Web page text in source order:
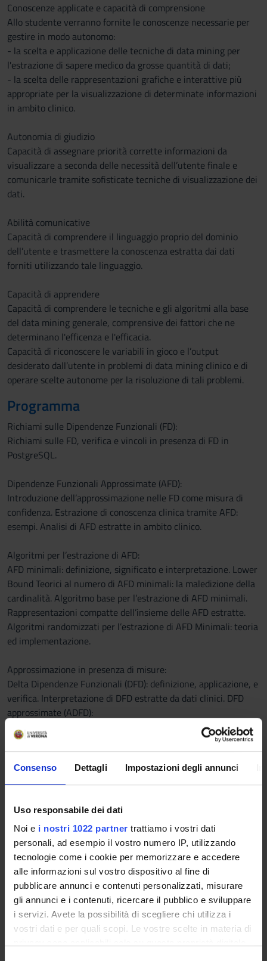
Consenso Dettagli Impostazioni degli annunci
Uso responsabile dei dati
Noi e i nostri 1022 partner trattiamo i vostri dati
personali, ad esempio il vostro numero IP, utilizzando
tecnologie come i cookie per memorizzare e accedere
alle informazioni sul vostro dispositivo al fine di
pubblicare annunci e contenuti personalizzati, misurare
gli annunci e i contenuti, ricercare il pubblico e sviluppare
i servizi. Avete la possibilità di scegliere chi utilizza i
vostri dati e per quali scopi. Le vostre scelte in materia di
Conoscenze applicate e capacità di comprensione
Allo studente verranno fornite le conoscenze necessarie per
gestire in modo autonomo:
- la scelta e applicazione delle tecniche di data mining per
l'estrazione di sapere medico da grosse quantità di dati;
- la scelta delle rappresentazioni grafiche e interattive più
appropriate per la visualizzazione di determinate informazioni
in ambito clinico.
Autonomia di giudizio
Capacità di assegnare priorità corrette informazioni da
visualizzare a seconda delle necessità dell’utente finale e
comunicarle tramite sofisticate tecniche di visualizzazione dei
dati.
Abilità comunicative
Capacità di comprendere il linguaggio proprio del dominio
dell’utente e trasmettere la conoscenza estratta dai dati
forniti utilizzando tale linguaggio.
Capacità di apprendere
Capacità di comprendere le tecniche e gli algoritmi alla base
del data mining generale, comprensive dei fattori che ne
determinano l'efficenza e l'efficacia.
Capacità di riconoscere le variabili in gioco e l’output
desiderato dall’utente in problemi di data mining clinico e di
operare scelte autonome per la risoluzione di tali problemi.
Programma
Richiami sulle Dipendenze Funzionali (FD):
Richiami sulle FD, verifica e vincoli in presenza di FD in
PostgreSQL.
Dipendenze Funzionali Approssimate (AFD):
Introduzione dell’approssimazione nelle FD come misura di
confidenza. Estrazione di conoscenza clinica tramite AFD:
esempi. Analisi di AFD estratte in ambito clinico.
Algoritmi per l’estrazione di AFD:
AFD minimali: definizione, significato e interpretazione. Lower
Bound Teorici al numero di AFD minimali: la maledizione della
cardinalità. Algoritmo base per l’estrazione di AFD minimali.
Rappresentazioni compatte dell’insieme delle AFD estratte.
Algoritmi randomizzati per l’estrazione di AFD Minimali: teoria
ed implementazione.
Approssimazione in presenza di misure:
Delta Dipendenze Funzionali (DFD): definizione, applicazione, e
verifica. Interpretazione di DFD estratte da dati clinici. DFD
approssimate (ADFD):
definizione, applicazione ed interpretazione su dati clinici
(esempi).
Algoritmo per la verifica di singole ADFD ristrette al caso di
due misure (2ADFD):
studio di complessità, implementazione. Estrazione di 2ADFD
Regole di Associazione (AR):
definizione, esempi in ambito clinico. Estrazione di AR:
supporto e confidenza. Analisi teorica delle regole di
associazione: la maledizione della cardinalità. Insieme di
oggetti frequenti (FI) :
definizione, ruolo nell’estrazione di AR, e algoritmi per la
generazione di candidati. Estrazione di AR da insiemi di FI.
Insiemi di FI: insiemi minimali, insiemi chiusi. Strategie per